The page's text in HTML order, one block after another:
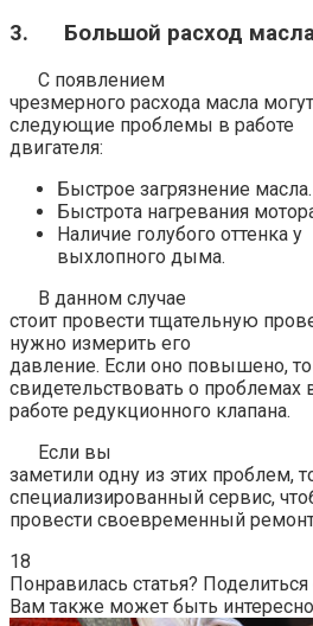
3. Большой расход
С появлением
чрезмерного расхода масла
следующие проблемы в работе
двигателя:
Быстрое загрязнение масла.
Быстрота нагревания
Наличие голубого оттенка у
выхлопного дыма.
В данном случае
стоит провести тщательную
нужно измерить его
давление. Если оно повышено,
свидетельствовать о проблемах
работе редукционного клапана.
Если вы
заметили одну из этих проблем,
специализированный сервис,
провести своевременный
18
Понравилась статья?
Вам также может быть интересно